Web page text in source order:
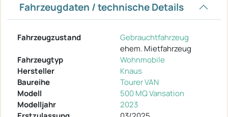
Fahrzeugdaten / technische Details
Fahrzeugzustand
Gebrauchtfahrzeug
ehem. Mietfahrzeug
Fahrzeugtyp
Wohnmobile
Hersteller
Knaus
Baureihe
Tourer VAN
Modell
500 MQ Vansation
Modelljahr
2023